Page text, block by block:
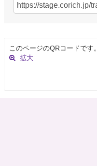
このページのQRコードです。
拡大